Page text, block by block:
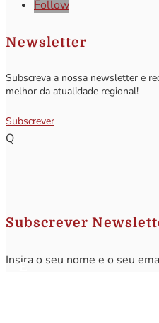
Follow
Newsletter
Subscreva a nossa newsletter e
melhor da atualidade regional!
Subscrever
Q
Subscrever
Insira o seu nome e o seu